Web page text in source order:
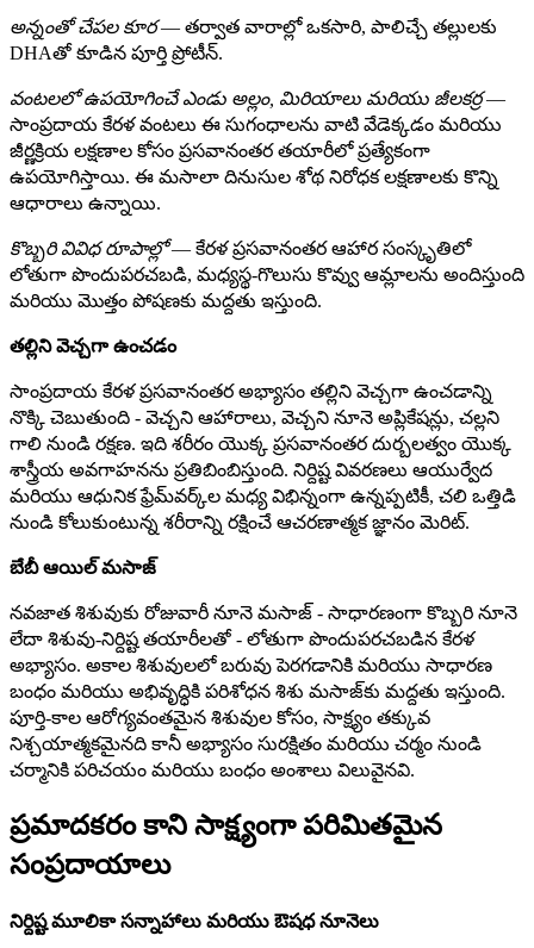
అన్నంతో చేపల కూర— తర్వాత వారాల్లో ఒకసారి, పాలిచ్చే తల్లులకు
DHAతో కూడిన పూర్తి ప్రోటీన్.
వంటలలో ఉపయోగించే ఎండు అల్లం, మిరియాలు మరియు జీలకర్ర—
సాంప్రదాయ కేరళ వంటలు ఈ సుగంధాలను వాటి వేడెక్కడం మరియు
జీర్ణక్రియ లక్షణాల కోసం ప్రసవానంతర తయారీలో ప్రత్యేకంగా
ఉపయోగిస్తాయి. ఈ మసాలా దినుసుల శోథ నిరోధక లక్షణాలకు కొన్ని
ఆధారాలు ఉన్నాయి.
కొబ్బరి వివిధ రూపాల్లో— కేరళ ప్రసవానంతర ఆహార సంస్కృతిలో
లోతుగా పొందుపరచబడి, మధ్యస్థ-గొలుసు కొవ్వు ఆమ్లాలను అందిస్తుంది
మరియు మొత్తం పోషణకు మద్దతు ఇస్తుంది.
తల్లిని వెచ్చగా ఉంచడం
సాంప్రదాయ కేరళ ప్రసవానంతర అభ్యాసం తల్లిని వెచ్చగా ఉంచడాన్ని
నొక్కి చెబుతుంది - వెచ్చని ఆహారాలు, వెచ్చని నూనె అప్లికేషన్లు, చల్లని
గాలి నుండి రక్షణ. ఇది శరీరం యొక్క ప్రసవానంతర దుర్బలత్వం యొక్క
శాస్త్రీయ అవగాహనను ప్రతిబింబిస్తుంది. నిర్దిష్ట వివరణలు ఆయుర్వేద
మరియు ఆధునిక ఫ్రేమ్‌వర్క్‌ల మధ్య విభిన్నంగా ఉన్నప్పటికీ, చలి ఒత్తిడి
నుండి కోలుకుంటున్న శరీరాన్ని రక్షించే ఆచరణాత్మక జ్ఞానం మెరిట్.
బేబీ ఆయిల్ మసాజ్
నవజాత శిశువుకు రోజువారీ నూనె మసాజ్ - సాధారణంగా కొబ్బరి నూనె
లేదా శిశువు-నిర్దిష్ట తయారీలతో - లోతుగా పొందుపరచబడిన కేరళ
అభ్యాసం. అకాల శిశువులలో బరువు పెరగడానికి మరియు సాధారణ
బంధం మరియు అభివృద్ధికి పరిశోధన శిశు మసాజ్‌కు మద్దతు ఇస్తుంది.
పూర్తి-కాల ఆరోగ్యవంతమైన శిశువుల కోసం, సాక్ష్యం తక్కువ
నిశ్చయాత్మకమైనది కానీ అభ్యాసం సురక్షితం మరియు చర్మం నుండి
చర్మానికి పరిచయం మరియు బంధం అంశాలు విలువైనవి.
ప్రమాదకరం కాని సాక్ష్యంగా పరిమితమైన
సంప్రదాయాలు
నిర్దిష్ట మూలికా సన్నాహాలు మరియు ఔషధ నూనెలు